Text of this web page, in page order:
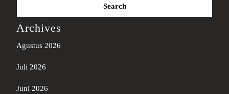
Archives
Agustus 2026
Juli 2026
Juni 2026